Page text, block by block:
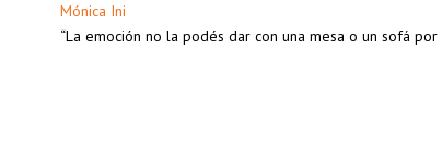
Mónica Ini
“La emoción no la podés dar con una mesa o un sofá por